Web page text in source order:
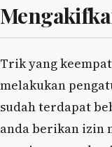
Trik yang
melakukan
sudah terdapat
anda berikan izin